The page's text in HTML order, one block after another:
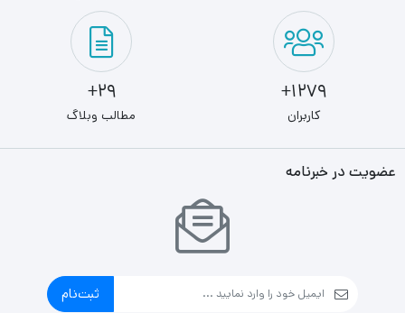
1279+
کاربران
29+
مطالب وبلاگ
عضویت در خبرنامه
ثبت‌نام